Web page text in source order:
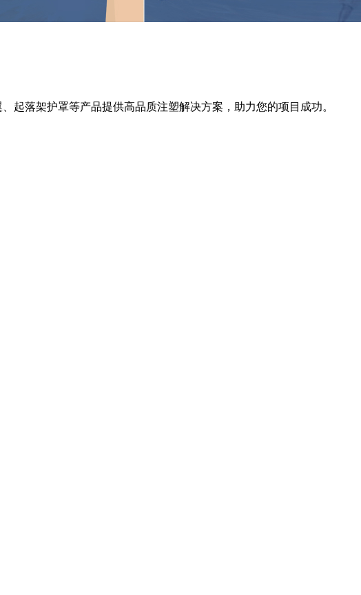
起落架护罩等产品提供高品质注塑解决方案，助力您的项目成功。